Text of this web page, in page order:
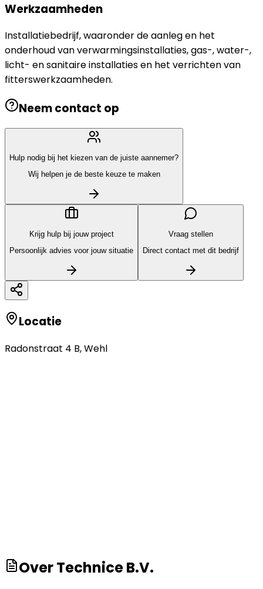
Werkzaamheden
Installatiebedrijf, waaronder de aanleg en het
onderhoud van verwarmingsinstallaties, gas-, water-,
licht- en sanitaire installaties en het verrichten van
fitterswerkzaamheden.
Neem contact op
Hulp nodig bij het kiezen van de juiste aannemer?
Wij helpen je de beste keuze te maken
Krijg hulp bij jouw project
Persoonlijk advies voor jouw situatie
Vraag stellen
Direct contact met dit bedrijf
Locatie
Radonstraat 4 B,Wehl
OverTechnice B.V.